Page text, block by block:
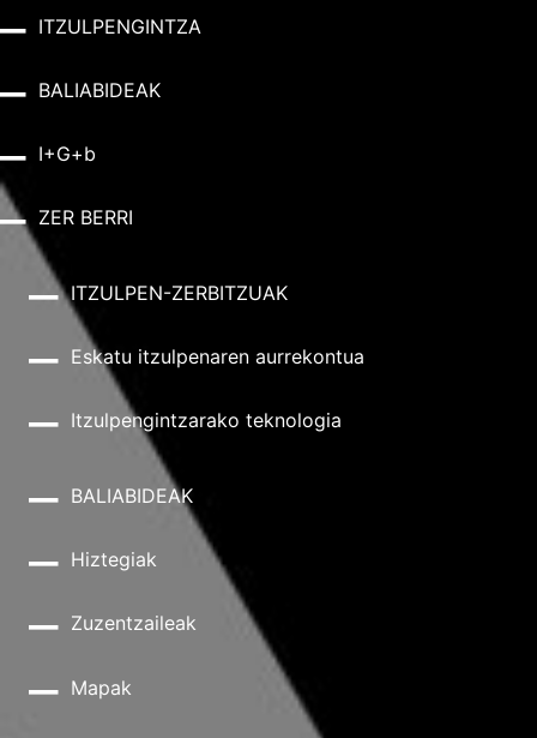
ITZULPENGINTZA
BALIABIDEAK
I+G+b
ZER BERRI
ITZULPEN-ZERBITZUAK
Eskatu itzulpenaren aurrekontua
Itzulpengintzarako teknologia
BALIABIDEAK
Hiztegiak
Zuzentzaileak
Mapak